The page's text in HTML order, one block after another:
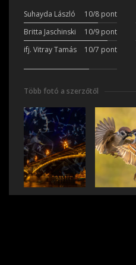
Suhayda László 10/8 pont
Britta Jaschinski
10/9 pont
ifj. Vitray Tamás
10/7 pont
Több fotó a szerzőtől